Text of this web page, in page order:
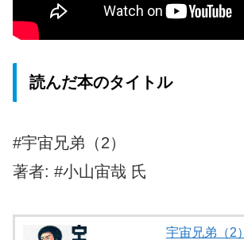
読んだ本のタイトル
#宇宙兄弟（2）
著者: #小山宙哉 氏
宇宙兄弟（2）